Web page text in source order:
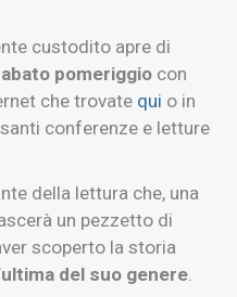
custodito apre di
pomeriggio con
che trovate qui o in
conferenze e letture
della lettura che, una
un pezzetto di
scoperto la storia
del suo genere